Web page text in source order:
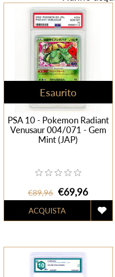
Esaurito
PSA 10 - Pokemon Radiant
Venusaur 004/071 - Gem
Mint (JAP)
€89,96 €69,96